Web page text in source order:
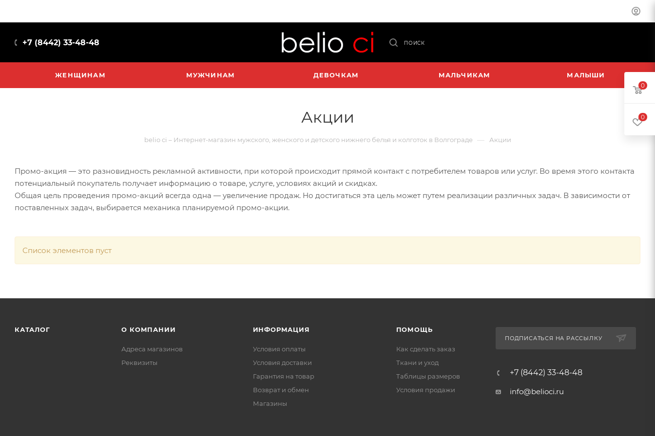
+7 (8442) 33-48-48 ПОИСК
ЖЕНЩИНАМ МУЖЧИНАМ ДЕВОЧКАМ МАЛЬЧИКАМ МАЛЫШИ
Акции
belio ci – Интернет-магазин мужского, женского и детского нижнего белья и колготок в Волгограде — Акции
Промо-акция — это разновидность рекламной активности, при которой происходит прямой контакт с потребителем товаров или услуг. Во время этого контакта
потенциальный покупатель получает информацию о товаре, услуге, условиях акций и скидках.
Общая цель проведения промо-акций всегда одна — увеличение продаж. Но достигаться эта цель может путем реализации различных задач. В зависимости от
поставленных задач, выбирается механика планируемой промо-акции.
Список элементов пуст
КАТАЛОГ О КОМПАНИИ
Адреса магазинов
Реквизиты
ИНФОРМАЦИЯ
Условия оплаты
Условия доставки
Гарантия на товар
Возврат и обмен
Магазины
ПОМОЩЬ
Как сделать заказ
Ткани и уход
Таблицы размеров
Условия продажи
ПОДПИСАТЬСЯ НА РАССЫЛКУ
+7 (8442) 33-48-48
info@belioci.ru
0
0